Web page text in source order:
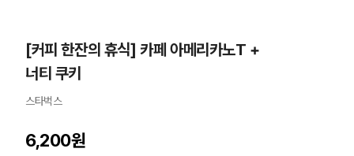
[커피 한잔의 휴식] 카페 아메리카노T +
너티 쿠키
스타벅스
6,200원